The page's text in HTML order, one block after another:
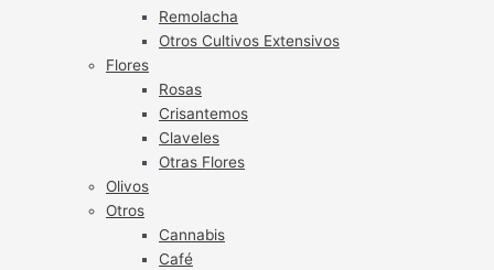
Remolacha
Otros Cultivos Extensivos
Flores
Rosas
Crisantemos
Claveles
Otras Flores
Olivos
Otros
Cannabis
Café